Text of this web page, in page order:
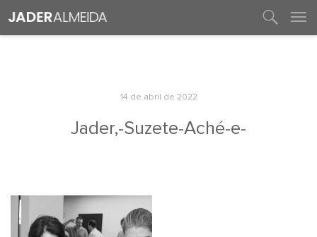
14 de abril de 2022
Jader,-Suzete-Aché-e-